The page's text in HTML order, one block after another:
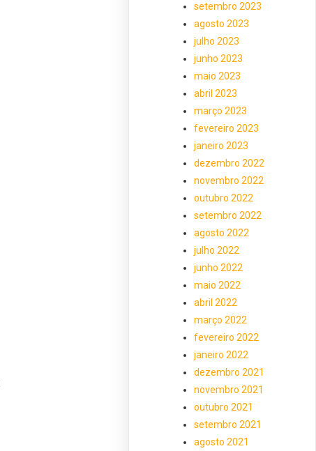
setembro 2023
agosto 2023
julho 2023
junho 2023
maio 2023
abril 2023
março 2023
fevereiro 2023
janeiro 2023
dezembro 2022
novembro 2022
outubro 2022
setembro 2022
agosto 2022
julho 2022
junho 2022
maio 2022
abril 2022
março 2022
fevereiro 2022
janeiro 2022
dezembro 2021
novembro 2021
outubro 2021
setembro 2021
agosto 2021